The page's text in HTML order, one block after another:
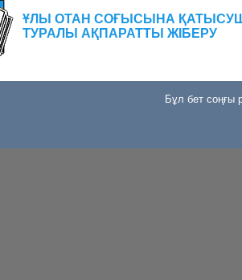
ҰЛЫ ОТАН СОҒЫСЫНА
ТУРАЛЫ АҚПАРАТТЫ ЖІБЕРУ
Бұл бет соңғы